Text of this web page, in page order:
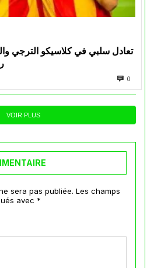
تعادل سلبي في كلاسيكو الترجي
0
VOIR PLUS
sera pas publiée. Les champs
avec *